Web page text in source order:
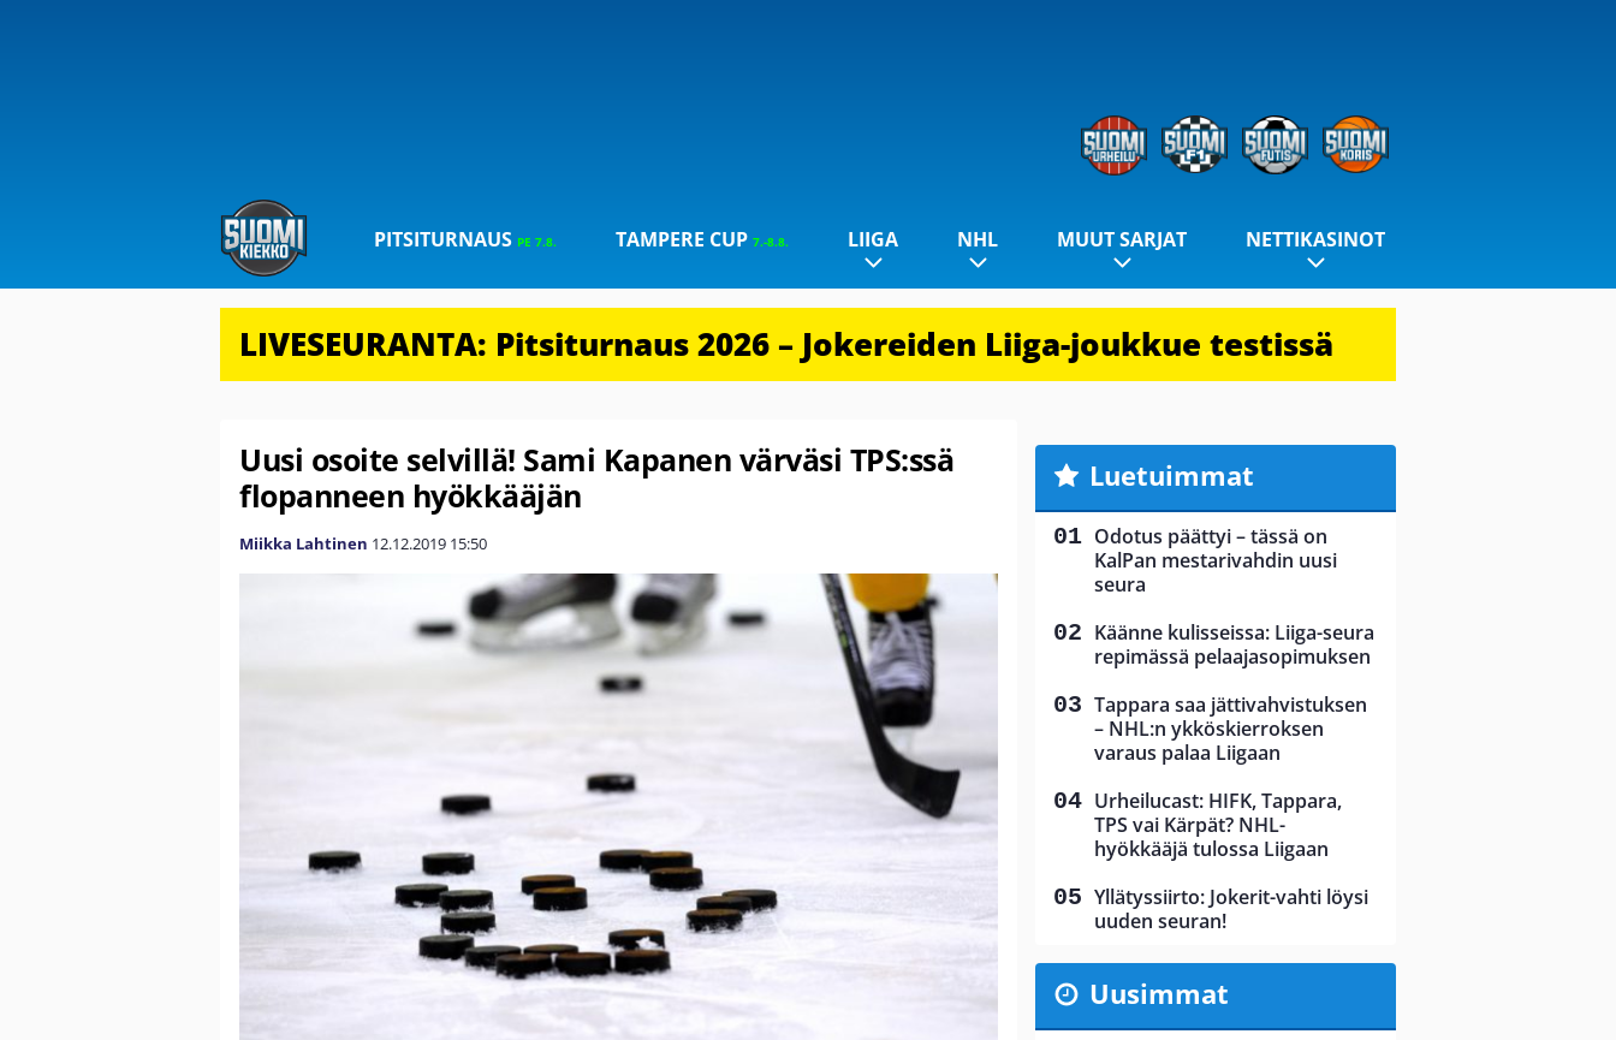
PITSITURNAUS PE 7.8. TAMPERE CUP 7.-8.8. LIIGA NHL MUUT SARJAT NETTIKASINOT
LIVESEURANTA: Pitsiturnaus 2026 – Jokereiden Liiga-joukkue testissä
Uusi osoite selvillä! Sami Kapanen värväsi TPS:ssä
flopanneen hyökkääjän
Miikka Lahtinen 12.12.2019 15:50
Luetuimmat
Odotus päättyi – tässä on
KalPan mestarivahdin uusi
seura
Käänne kulisseissa: Liiga-seura
repimässä pelaajasopimuksen
Tappara saa jättivahvistuksen
– NHL:n ykköskierroksen
varaus palaa Liigaan
Urheilucast: HIFK, Tappara,
TPS vai Kärpät? NHL-
hyökkääjä tulossa Liigaan
Yllätyssiirto: Jokerit-vahti löysi
uuden seuran!
Uusimmat